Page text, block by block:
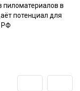
пиломатериалов в
потенциал для
РФ